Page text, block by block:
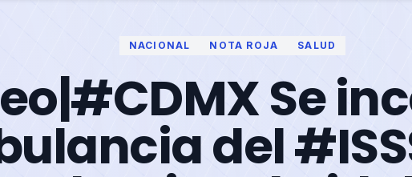
NACIONAL NOTA ROJA SALUD
Se
del